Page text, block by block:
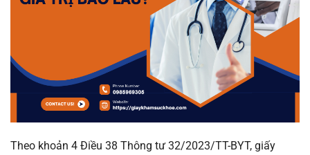
Theo khoản 4 Điều 38 Thông tư 32/2023/TT-BYT, giấy